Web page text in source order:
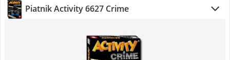
Piatnik Activity 6627 Crime